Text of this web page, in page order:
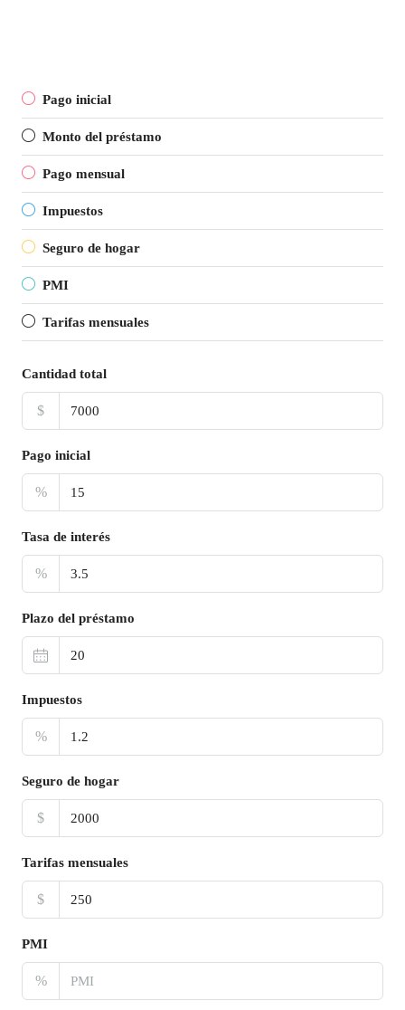
Pago inicial
Monto del préstamo
Pago mensual
Impuestos
Seguro de hogar
PMI
Tarifas mensuales
Cantidad total
$
Pago inicial
%
Tasa de interés
%
Plazo del préstamo
Impuestos
%
Seguro de hogar
$
Tarifas mensuales
$
PMI
%